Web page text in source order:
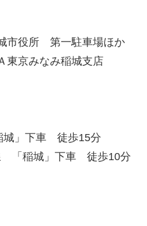
市役所 第一駐車場ほか
京みなみ稲城支店
城」下車 徒歩15分
「稲城」下車 徒歩10分